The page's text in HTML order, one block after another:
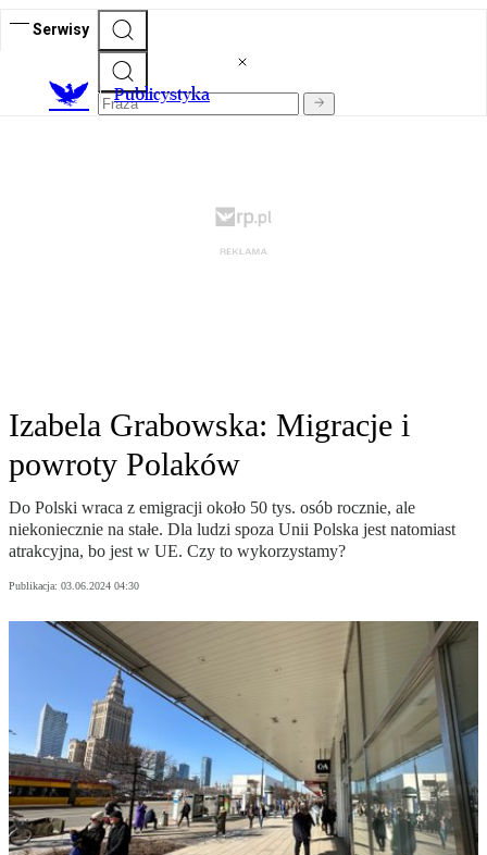
Serwisy
Publicystyka
Izabela Grabowska: Migracje i
powroty Polaków
Do Polski wraca z emigracji około 50 tys. osób rocznie, ale
niekoniecznie na stałe. Dla ludzi spoza Unii Polska jest natomiast
atrakcyjna, bo jest w UE. Czy to wykorzystamy?
Publikacja: 03.06.2024 04:30